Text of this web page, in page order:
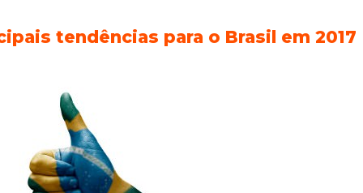
tendências para o Brasil em 2017